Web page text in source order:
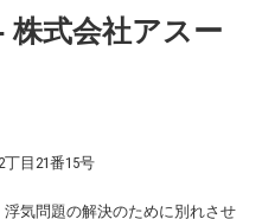
株式会社アスー
目21番15号
気問題の解決のために別れさせ